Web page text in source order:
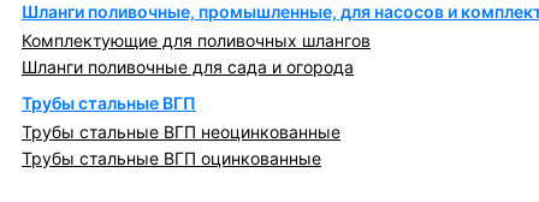
Шланги поливочные, промышленные, для насосов и
Комплектующие для поливочных шлангов
Шланги поливочные для сада и огорода
Трубы стальные ВГП
Трубы стальные ВГП неоцинкованные
Трубы стальные ВГП оцинкованные